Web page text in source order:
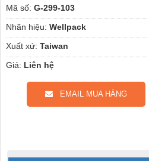
Mã số: G-299-103
Nhãn hiệu: Wellpack
Xuất xứ: Taiwan
Giá: Liên hệ
EMAIL MUA HÀNG